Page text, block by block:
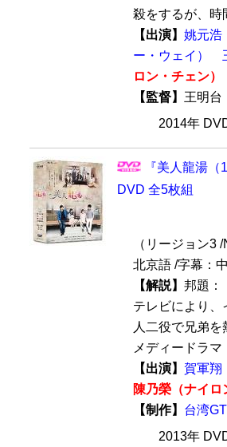
殺をするが、時
【出演】 姚元浩
ー・ウェイ）
ロン・チェン）
【監督】 王明
2014年
『美人龍湯
DVD 全5枚組
（リージョン3
北京語 /字幕：
【解説】 邦題：
テレビにより、
人二役で兄弟
メディードラマ
【出演】 賀軍翔
陳乃榮（ナイロ
【制作】 台湾
2013年